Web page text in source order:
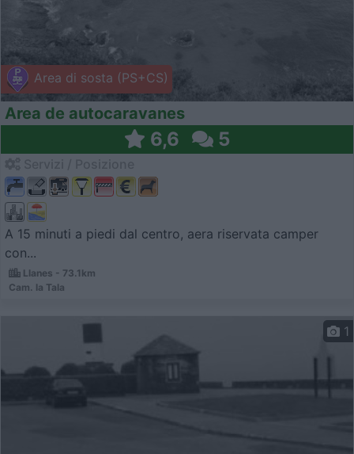
Area di sosta (PS+CS)
Area de autocaravanes
6,6 5
A 15 minuti a piedi dal centro, aera riservata camper
con...
Llanes - 73.1km
Cam. la Tala
1